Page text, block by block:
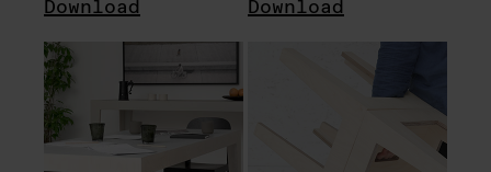
Download Download